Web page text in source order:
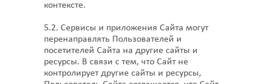
контексте.
5.2. Сервисы и приложения Сайта могут
перенаправлять Пользователей и
посетителей Сайта на другие сайты и
ресурсы. В связи с тем, что Сайт не
контролирует другие сайты и ресурсы,